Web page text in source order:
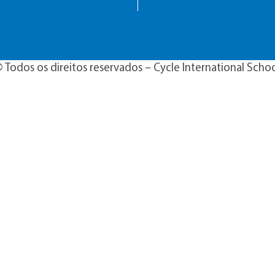
Todos os direitos reservados – Cycle International